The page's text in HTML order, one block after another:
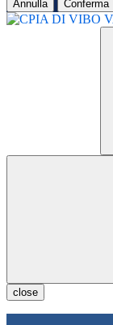
Annulla Conferma
close